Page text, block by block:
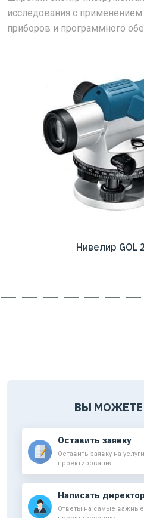
ВЫ
Оставить заявку
Оставить заявку на
проектирования
Написать
Ответы на самые
исследования с
приборов и программного
Нивелир GOL